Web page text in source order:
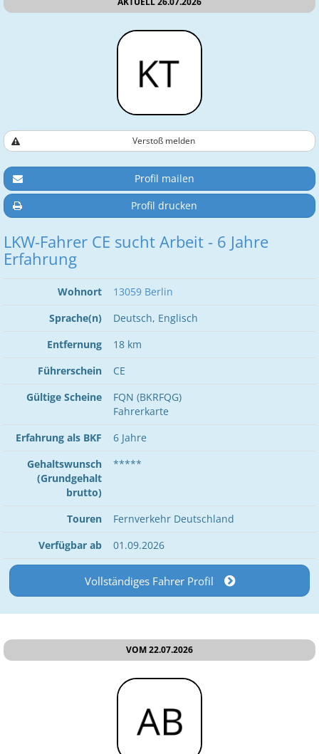
Verstoß melden
Profil mailen
Profil drucken
LKW-Fahrer CE sucht Arbeit - 6 Jahre
Erfahrung
Wohnort
13059 Berlin
Sprache(n)
Deutsch, Englisch
Entfernung
18 km
Führerschein
CE
Gültige Scheine
FQN (BKRFQG)
Fahrerkarte
Erfahrung als BKF
6 Jahre
Gehaltswunsch
(Grundgehalt
brutto)
*****
Touren
Fernverkehr Deutschland
Verfügbar ab
01.09.2026
Vollständiges Fahrer Profil
VOM 22.07.2026